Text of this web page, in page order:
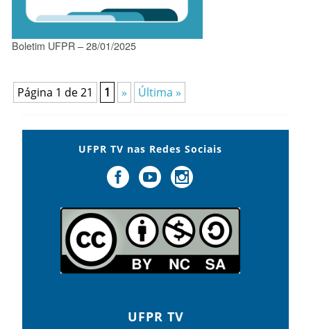
Boletim UFPR – 28/01/2025
Página 1 de 21 1 » Última »
UFPR TV nas Redes Sociais
UFPR TV